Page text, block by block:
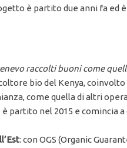
è partito due anni fa
raccolti buoni come
bio del Kenya,
come quella di altri
partito nel 2015 e comincia
: con OGS (Organic